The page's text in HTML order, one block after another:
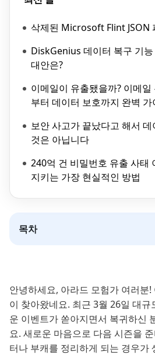
삭제된 Microsoft Flint JSON
DiskGenius 데이터 복구 기
대안은?
이메일이 유출됐을까? 이메일
부터 데이터 보호까지 완벽 가
보안 사고가 끝났다고 해서
것은 아닙니다
240억 건 비밀번호 유출 사태
지키는 가장 현실적인 방법
목차
안녕하세요, 아라드 모험가 여러분
이 찾아왔네요. 최근 3월 26일 대
운 이벤트가 쏟아지면서 복귀하신
요. 새로운 마음으로 다음 시즌을
터나 부캐를 정리하게 되는 경우가